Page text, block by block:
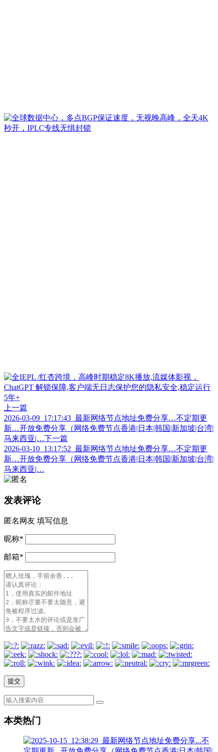
上一篇
2026-03-09_17:17:43_最新网络节点地址免费分享…不定期更
新…开放免费分享（网络免费节点香港|日本|韩国|新加坡|台湾|
马来西亚|… 下一篇
2026-03-10_13:17:52_最新网络节点地址免费分享…不定期更
新…开放免费分享（网络免费节点香港|日本|韩国|新加坡|台湾|
马来西亚|…
发表评论
匿名网友 填写信息
昵称*
邮箱*
本类热门